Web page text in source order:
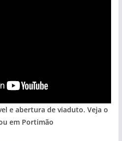
e abertura de viaduto. Veja o
em Portimão